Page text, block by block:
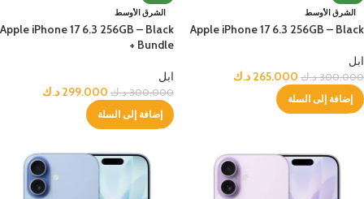
الشرق الأوسط
Apple iPhone 17 6.3 256GB – Black
ابل
300.000 د.ك 265.000 د.ك
إضافة إلى السلة
الشرق الأوسط
Apple iPhone 17 6.3 256GB – Black
+ Bundle
ابل
300.000 د.ك 299.000 د.ك
إضافة إلى السلة